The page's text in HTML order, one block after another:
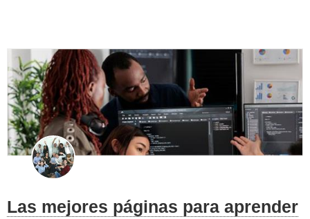
Las mejores páginas para aprender